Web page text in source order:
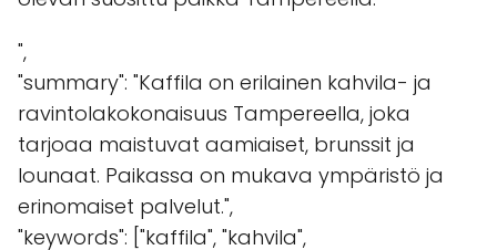
",
"summary": "Kaffila on erilainen kahvila- ja
ravintolakokonaisuus Tampereella, joka
tarjoaa maistuvat aamiaiset, brunssit ja
lounaat. Paikassa on mukava ympäristö ja
erinomaiset palvelut.",
"keywords": ["kaffila", "kahvila",